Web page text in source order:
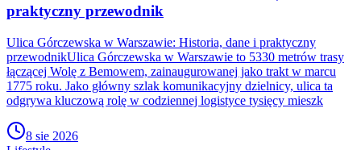
praktyczny przewodnik
Ulica Górczewska w Warszawie: Historia, dane i praktyczny
przewodnikUlica Górczewska w Warszawie to 5330 metrów trasy
łączącej Wolę z Bemowem, zainaugurowanej jako trakt w marcu
1775 roku. Jako główny szlak komunikacyjny dzielnicy, ulica ta
odgrywa kluczową rolę w codziennej logistyce tysięcy mieszk
8 sie 2026